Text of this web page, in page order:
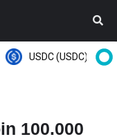
USDC (USDC) $
100.000